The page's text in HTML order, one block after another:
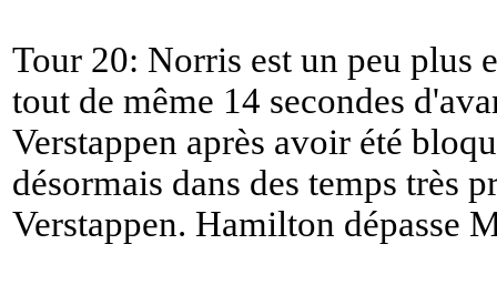
Tour 20: Norris est un peu plus
tout de même 14 secondes
Verstappen après avoir été
désormais dans des temps très
Verstappen. Hamilton dépasse